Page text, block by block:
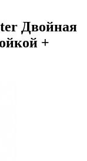
Двойная
+